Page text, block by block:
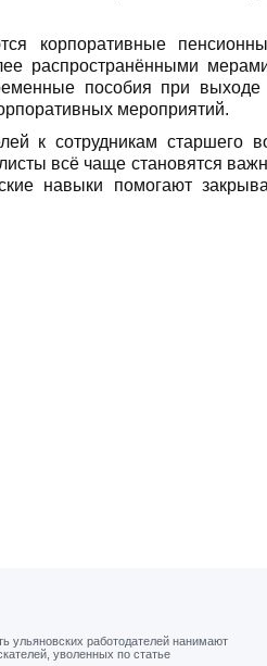
корпоративные
распространёнными
пособия при
мероприятий.
к сотрудникам старшего
всё чаще становятся
навыки помогают